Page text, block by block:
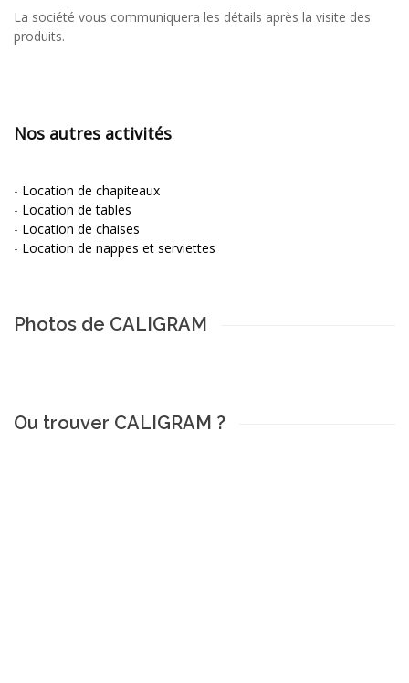
La société vous communiquera les détails après la visite des
produits.
Nos autres activités
- Location de chapiteaux
- Location de tables
- Location de chaises
- Location de nappes et serviettes
Photos de CALIGRAM
Ou trouver CALIGRAM ?